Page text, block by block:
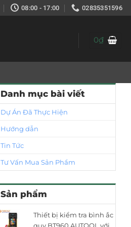
08:00 - 17:00 02835351596
0₫
Danh mục bài viết
Dự Án Đã Thực Hiện
Hướng dẫn
Tin Tức
Tư Vấn Mua Sản Phẩm
Sản phẩm
Thiết bị kiểm tra bình ắc